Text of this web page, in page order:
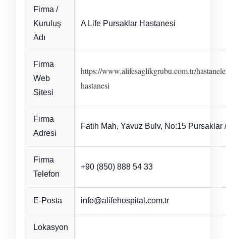
Firma /
Kuruluş
Adı
A Life Pursaklar Hastanesi
Firma
Web
Sitesi
https://www.alifesaglikgrubu.com.tr/
hastanesi
Firma
Adresi
Fatih Mah, Yavuz Bulv, No:15 Pursaklar
Firma
Telefon
+90 (850) 888 54 33
E-Posta info@alifehospital.com.tr
Lokasyon